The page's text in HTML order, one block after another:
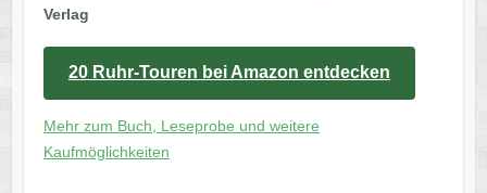
Verlag
20 Ruhr-Touren bei Amazon entdecken
Mehr zum Buch, Leseprobe und weitere
Kaufmöglichkeiten